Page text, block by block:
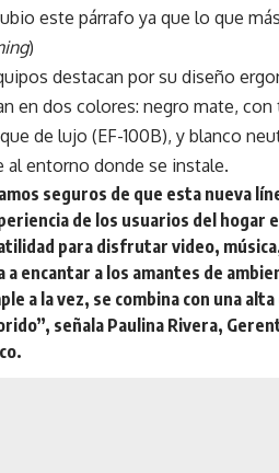
este párrafo ya que lo que
)
destacan por su diseño
en dos colores: negro mate,
de lujo (EF-100B), y blanco
al entorno donde se instale.
seguros de que esta nueva
de los usuarios del
para disfrutar video,
a encantar a los amantes de
a la vez, se combina con una
señala Paulina Rivera,